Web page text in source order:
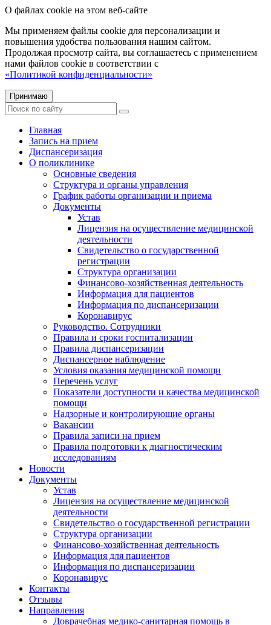
О файлах cookie на этом веб-сайте
Мы применяем файлы cookie для персонализации и
повышения удобства пользования нашим сайтом.
Продолжая просмотр сайта, вы соглашаетесь с применением
нами файлов cookie в соответствии с
«Политикой конфиденциальности»
Принимаю
Главная
Запись на прием
Диспансеризация
О поликлинике
Основные сведения
Структура и органы управления
График работы организации и приема
Документы
Устав
Лицензия на осуществление медицинской
деятельности
Свидетельство о государственной
регистрации
Структура организации
Финансово-хозяйственная деятельность
Информация для пациентов
Информация по диспансеризации
Коронавирус
Руководство. Сотрудники
Правила и сроки госпитализации
Правила диспансеризации
Диспансерное наблюдение
Условия оказания медицинской помощи
Перечень услуг
Показатели доступности и качества медицинской
помощи
Надзорные и контролирующие органы
Вакансии
Правила записи на прием
Правила подготовки к диагностическим
исследованиям
Новости
Документы
Устав
Лицензия на осуществление медицинской
деятельности
Свидетельство о государственной регистрации
Структура организации
Финансово-хозяйственная деятельность
Информация для пациентов
Информация по диспансеризации
Коронавирус
Контакты
Отзывы
Направления
Доврачебная медико-санитарная помощь в